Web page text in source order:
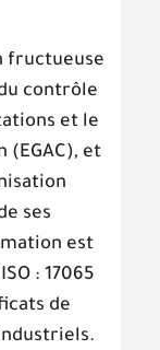
fructueuse
contrôle
et le
(EGAC), et
ses
est
: 17065
de